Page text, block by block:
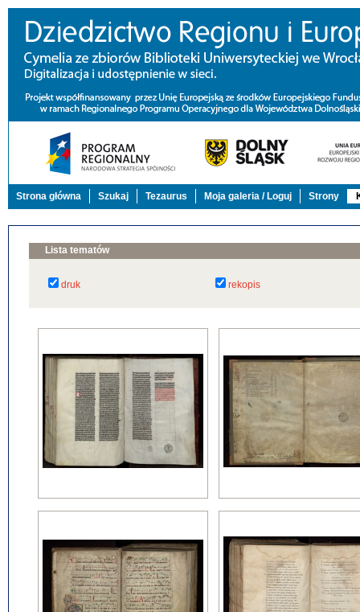
Strona główna Szukaj Tezaurus Moja galeria / Loguj Strony
Lista tematów
druk rekopis